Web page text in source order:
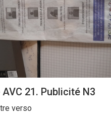
21. Publicité N3
verso